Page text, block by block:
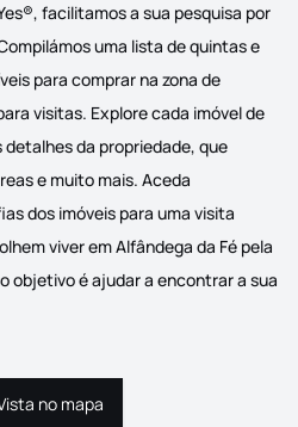
facilitamos a sua pesquisa por
uma lista de quintas e
para comprar na zona de
visitas. Explore cada imóvel de
da propriedade, que
e muito mais. Aceda
dos imóveis para uma visita
viver em Alfândega da Fé pela
objetivo é ajudar a encontrar a sua
Vista no mapa
no mapa